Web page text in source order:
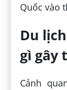
Quốc vào
Du
gì gây
Cảnh